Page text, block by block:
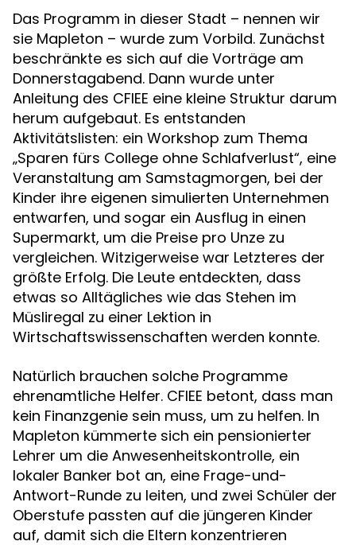
Das Programm in dieser Stadt – nennen wir
sie Mapleton – wurde zum Vorbild. Zunächst
beschränkte es sich auf die Vorträge am
Donnerstagabend. Dann wurde unter
Anleitung des CFIEE eine kleine Struktur darum
herum aufgebaut. Es entstanden
Aktivitätslisten: ein Workshop zum Thema
„Sparen fürs College ohne Schlafverlust“, eine
Veranstaltung am Samstagmorgen, bei der
Kinder ihre eigenen simulierten Unternehmen
entwarfen, und sogar ein Ausflug in einen
Supermarkt, um die Preise pro Unze zu
vergleichen. Witzigerweise war Letzteres der
größte Erfolg. Die Leute entdeckten, dass
etwas so Alltägliches wie das Stehen im
Müsliregal zu einer Lektion in
Wirtschaftswissenschaften werden konnte.
Natürlich brauchen solche Programme
ehrenamtliche Helfer. CFIEE betont, dass man
kein Finanzgenie sein muss, um zu helfen. In
Mapleton kümmerte sich ein pensionierter
Lehrer um die Anwesenheitskontrolle, ein
lokaler Banker bot an, eine Frage-und-
Antwort-Runde zu leiten, und zwei Schüler der
Oberstufe passten auf die jüngeren Kinder
auf, damit sich die Eltern konzentrieren